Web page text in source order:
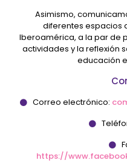
Asimismo,
diferentes espacios
Iberoamérica, a la par de
actividades y la reflexión
educación
Correo electrónico:
https://